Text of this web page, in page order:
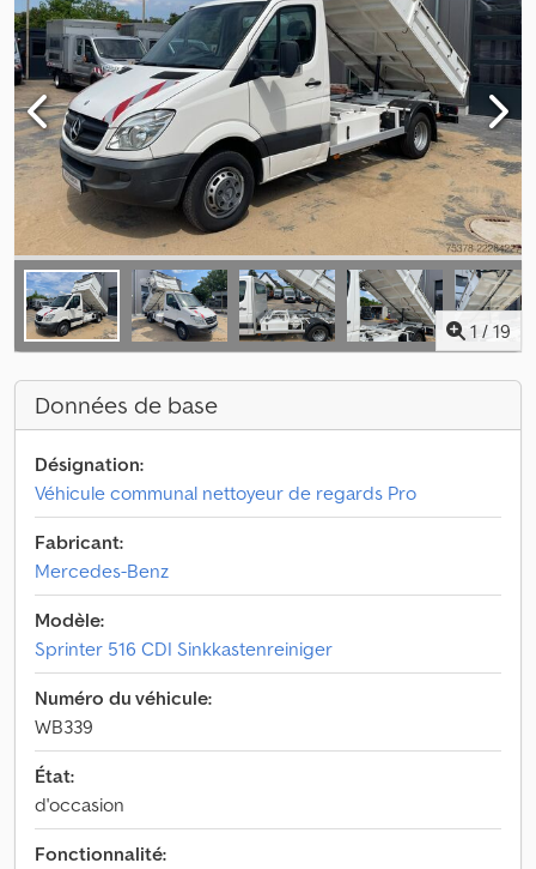
1 / 19
Données de base
Désignation:
Véhicule communal nettoyeur de regards Pro
Fabricant:
Mercedes-Benz
Modèle:
Sprinter 516 CDI Sinkkastenreiniger
Numéro du véhicule:
WB339
État:
d'occasion
Fonctionnalité: